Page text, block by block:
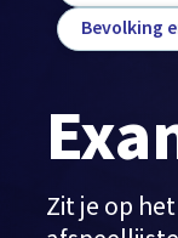
Bevolking
Zit je op